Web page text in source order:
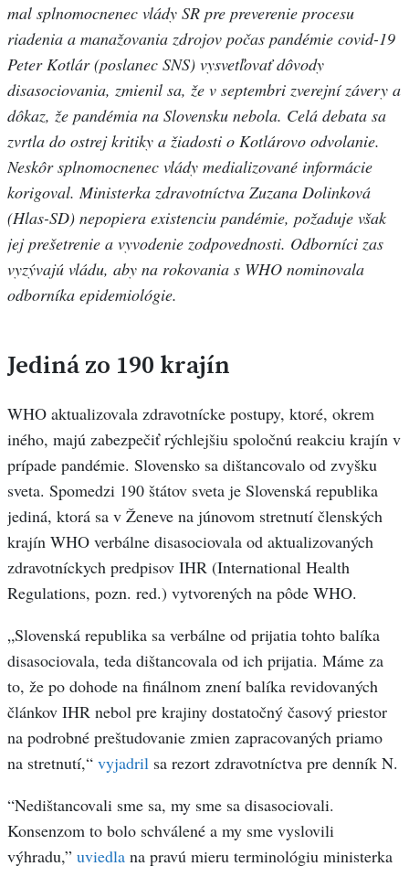
mal splnomocnenec vlády SR pre preverenie procesu
riadenia a manažovania zdrojov počas pandémie covid-19
Peter Kotlár (poslanec SNS) vysvetľovať dôvody
disasociovania, zmienil sa, že v septembri zverejní závery a
dôkaz, že pandémia na Slovensku nebola. Celá debata sa
zvrtla do ostrej kritiky a žiadosti o Kotlárovo odvolanie.
Neskôr splnomocnenec vlády medializované informácie
korigoval. Ministerka zdravotníctva Zuzana Dolinková
(Hlas-SD) nepopiera existenciu pandémie, požaduje však
jej prešetrenie a vyvodenie zodpovednosti. Odborníci zas
vyzývajú vládu, aby na rokovania s WHO nominovala
odborníka epidemiológie.
Jediná zo 190 krajín
WHO aktualizovala zdravotnícke postupy, ktoré, okrem
iného, majú zabezpečiť rýchlejšiu spoločnú reakciu krajín v
prípade pandémie. Slovensko sa dištancovalo od zvyšku
sveta. Spomedzi 190 štátov sveta je Slovenská republika
jediná, ktorá sa v Ženeve na júnovom stretnutí členských
krajín WHO verbálne disasociovala od aktualizovaných
zdravotníckych predpisov IHR (International Health
Regulations, pozn. red.) vytvorených na pôde WHO.
„Slovenská republika sa verbálne od prijatia tohto balíka
disasociovala, teda dištancovala od ich prijatia. Máme za
to, že po dohode na finálnom znení balíka revidovaných
článkov IHR nebol pre krajiny dostatočný časový priestor
na podrobné preštudovanie zmien zapracovaných priamo
na stretnutí,“ vyjadril sa rezort zdravotníctva pre denník N.
“Nedištancovali sme sa, my sme sa disasociovali.
Konsenzom to bolo schválené a my sme vyslovili
výhradu,” uviedla na pravú mieru terminológiu ministerka